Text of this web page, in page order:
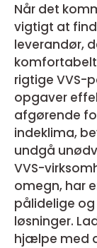
Når det
vigtigt at
leverandør,
rigtige VVS-
opgaver
afgørende
indeklima,
undgå
VVS-
omegn, har
pålidelige
løsninger.
hjælpe med